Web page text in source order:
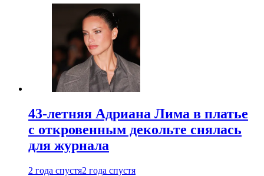
43-летняя Адриана Лима в платье
с откровенным декольте снялась
для журнала
2 года спустя2 года спустя